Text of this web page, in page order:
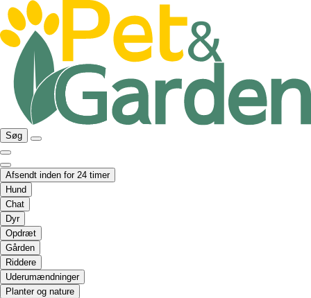
Søg
Afsendt inden for 24 timer
Hund
Chat
Dyr
Opdræt
Gården
Riddere
Uderumændninger
Planter og nature